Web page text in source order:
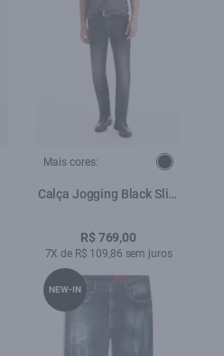
Mais cores:
Calça Jogging Black Slim
Pincelado
R$ 769,00
7X de R$ 109,86 sem juros
NEW-IN